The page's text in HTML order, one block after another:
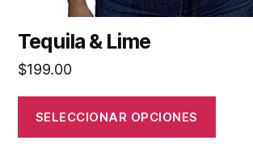
Tequila & Lime
$199.00
SELECCIONAR OPCIONES